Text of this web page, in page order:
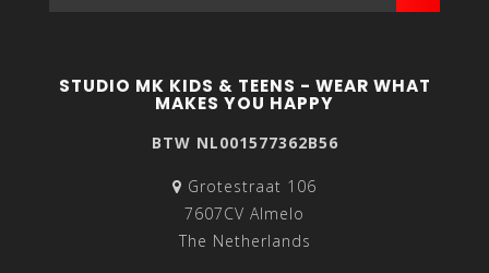
STUDIO MK KIDS & TEENS - WEAR WHAT
MAKES YOU HAPPY
BTW NL001577362B56
Grotestraat 106
7607CV Almelo
The Netherlands